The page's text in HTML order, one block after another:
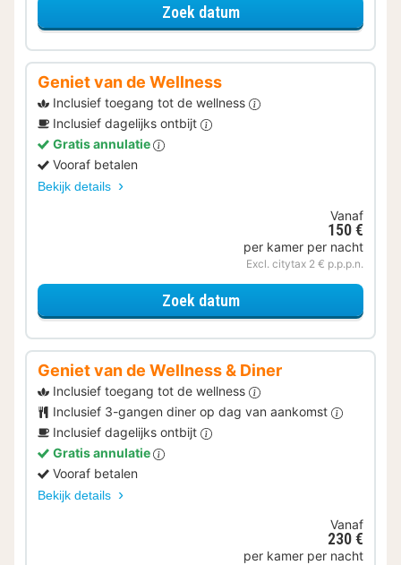
Zoek datumvoor Verblijf & Diner
Geniet van de Wellness
Inclusief toegang tot de wellness
Inclusief dagelijks ontbijt
Gratis annulatie
Vooraf betalen
Bekijk details
Vanaf
150 €
per kamer per nacht
Excl. citytax 2 € p.p.p.n.
Zoek datumvoor Geniet van de
Geniet van de Wellness & Diner
Inclusief toegang tot de wellness
Inclusief 3-gangen diner op dag van aankomst
Inclusief dagelijks ontbijt
Gratis annulatie
Vooraf betalen
Bekijk details
Vanaf
230 €
per kamer per nacht